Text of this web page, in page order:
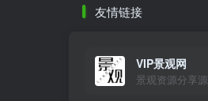
友情链接
VIP景观网
景观资源分享源